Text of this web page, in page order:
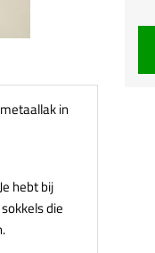
in
hebt bij
die